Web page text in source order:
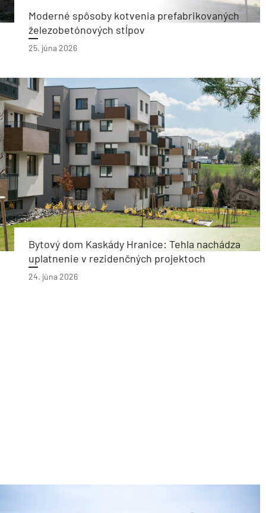
Moderné spôsoby kotvenia prefabrikovaných
železobetónových stĺpov
25. júna 2026
Bytový dom Kaskády Hranice: Tehla nachádza
uplatnenie v rezidenčných projektoch
24. júna 2026